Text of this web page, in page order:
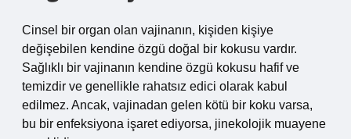
Cinsel bir organ olan vajinanın, kişiden kişiye
değişebilen kendine özgü doğal bir kokusu vardır.
Sağlıklı bir vajinanın kendine özgü kokusu hafif ve
temizdir ve genellikle rahatsız edici olarak kabul
edilmez. Ancak, vajinadan gelen kötü bir koku varsa,
bu bir enfeksiyona işaret ediyorsa, jinekolojik muayene